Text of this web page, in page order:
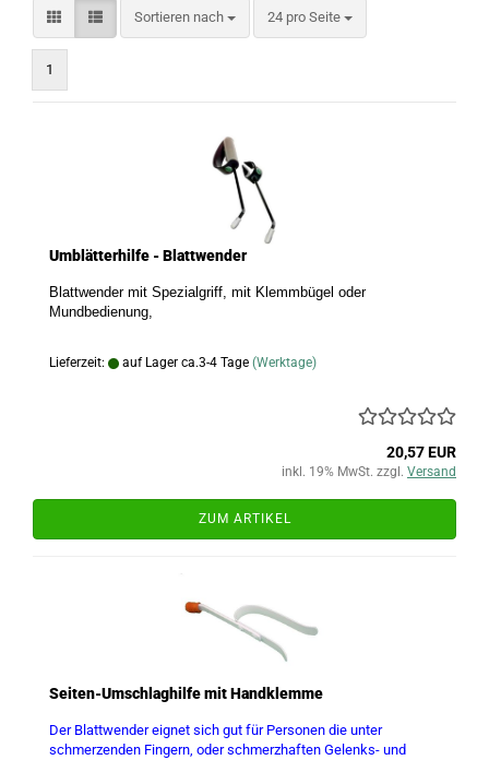
Sortieren nach
Sortieren nach 24 pro Seite
pro Seite
1
Umblätterhilfe - Blattwender
Blattwender mit Spezialgriff, mit Klemmbügel oder
Mundbedienung,
Lieferzeit: auf Lager ca.3-4 Tage (Werktage)
20,57 EUR
inkl. 19% MwSt. zzgl. Versand
ZUM ARTIKEL
Seiten-Umschlaghilfe mit Handklemme
Der Blattwender eignet sich gut für Personen die unter
schmerzenden Fingern, oder schmerzhaften Gelenks- und